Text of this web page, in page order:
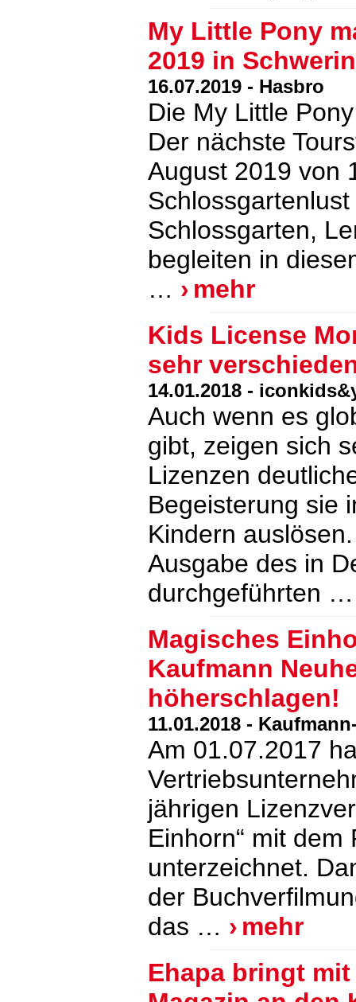
My Little Pony
2019 in
16.07.2019 - Hasbro
Die My Little
Der nächste
August 2019 von
Schlossgarten,
begleiten in
…
mehr
Kids License
sehr
14.01.2018 -
Auch wenn es
gibt, zeigen sich
Lizenzen
Begeisterung sie
Kindern
Ausgabe des in
durchgeführten
Magisches
Kaufmann
höherschlagen!
11.01.2018 -
Am 01.07.2017
jährigen
Einhorn“ mit
unterzeichnet.
der
das …
mehr
Ehapa bringt